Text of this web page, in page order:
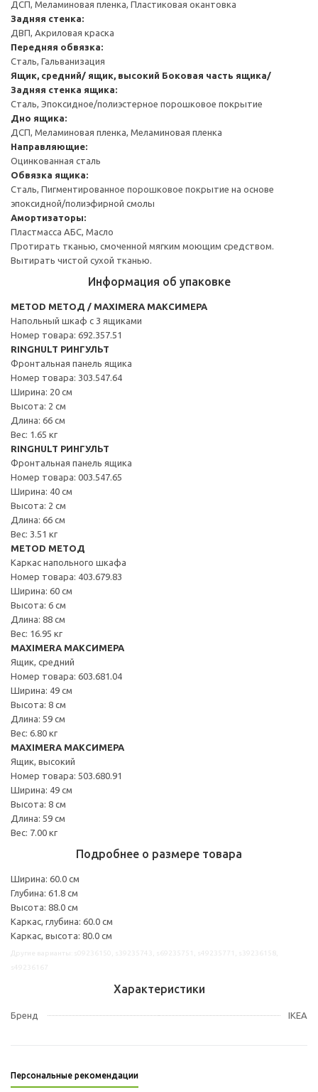
ДСП, Меламиновая пленка, Пластиковая окантовка
Задняя стенка:
ДВП, Акриловая краска
Передняя обвязка:
Сталь, Гальванизация
Ящик, средний/ ящик, высокий Боковая часть ящика/
Задняя стенка ящика:
Сталь, Эпоксидное/полиэстерное порошковое покрытие
Дно ящика:
ДСП, Меламиновая пленка, Меламиновая пленка
Направляющие:
Оцинкованная сталь
Обвязка ящика:
Сталь, Пигментированное порошковое покрытие на основе
эпоксидной/полиэфирной смолы
Амортизаторы:
Пластмасса АБС, Масло
Протирать тканью, смоченной мягким моющим средством.
Вытирать чистой сухой тканью.
Информация об упаковке
METOD МЕТОД / MAXIMERA МАКСИМЕРА
Напольный шкаф с 3 ящиками
Номер товара: 692.357.51
RINGHULT РИНГУЛЬТ
Фронтальная панель ящика
Номер товара: 303.547.64
Ширина: 20 см
Высота: 2 см
Длина: 66 см
Вес: 1.65 кг
RINGHULT РИНГУЛЬТ
Фронтальная панель ящика
Номер товара: 003.547.65
Ширина: 40 см
Высота: 2 см
Длина: 66 см
Вес: 3.51 кг
METOD МЕТОД
Каркас напольного шкафа
Номер товара: 403.679.83
Ширина: 60 см
Высота: 6 см
Длина: 88 см
Вес: 16.95 кг
MAXIMERA МАКСИМЕРА
Ящик, средний
Номер товара: 603.681.04
Ширина: 49 см
Высота: 8 см
Длина: 59 см
Вес: 6.80 кг
MAXIMERA МАКСИМЕРА
Ящик, высокий
Номер товара: 503.680.91
Ширина: 49 см
Высота: 8 см
Длина: 59 см
Вес: 7.00 кг
Подробнее о размере товара
Ширина: 60.0 см
Глубина: 61.8 см
Высота: 88.0 см
Каркас, глубина: 60.0 см
Каркас, высота: 80.0 см
Характеристики
Бренд IKEA
Персональные рекомендации